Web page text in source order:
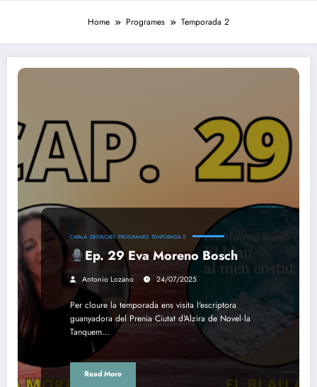
Home Programes Temporada 2
CATALÀ DESTACATS PROGRAMES TEMPORADA 2
Ep. 29 Eva Moreno Bosch
Antonio Lozano 24/07/2025
Per cloure la temporada ens visita l'escriptora
guanyadora del Prenia Ciutat d'Alzira de Novel·la
Tanquem…
Read More